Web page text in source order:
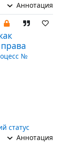
Аннотация
№
статус
Аннотация